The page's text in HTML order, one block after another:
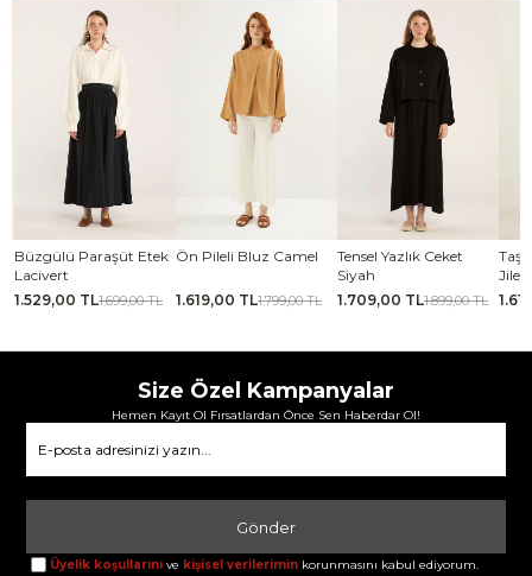
Büzgülü Paraşüt Etek
Lacivert
1.529,00 TL1.699,00 TL
Ön Pileli Bluz Camel
1.619,00 TL1.799,00 TL
Tensel Yazlık Ceket
Siyah
1.709,00 TL1.899,00 TL
Jile
Size Özel Kampanyalar
Hemen Kayıt Ol Fırsatlardan Önce Sen Haberdar Ol!
Gönder
Üyelik koşullarını ve kişisel verilerimin korunmasını kabul ediyorum.